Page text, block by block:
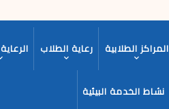
المراكز الطلابية رعاية الطلاب
نشاط الخدمة البيئية